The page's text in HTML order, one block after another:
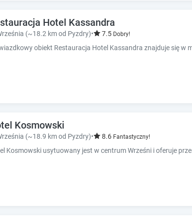
k
e
t
e
y
Hotel Kassandra
(~18.2 km od Pyzdry)• 7.5 Dobry!
Kosmowski
(~18.9 km od Pyzdry)• 8.6 Fantastyczny!